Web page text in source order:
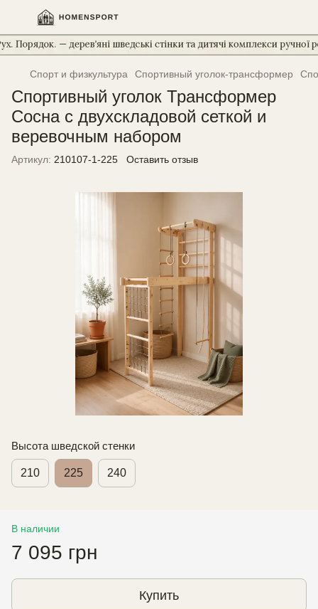
Спорт и физкультура Спортивный уголок-трансформер
Спортивный уголок Трансформер
Сосна с двухскладовой сеткой и
веревочным набором
Артикул: 210107-1-225 Оставить отзыв
Высота шведской стенки
210 225 240
В наличии
7 095 грн
Купить